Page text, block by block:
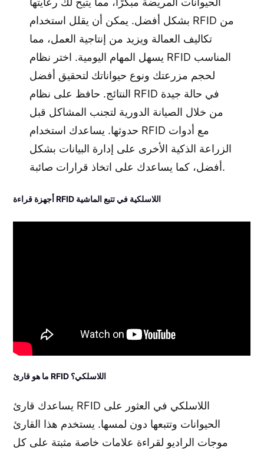
بشكل أفضل. يمكن أن يقلل استخدام RFID من
تكاليف العمالة ويزيد من إنتاجية العمل، مما
يسهل المهام اليومية. اختر نظام RFID المناسب
لحجم مزرعتك ونوع حيواناتك لتحقيق أفضل
النتائج. حافظ على نظام RFID في حالة جيدة
من خلال الصيانة الدورية لتجنب المشاكل قبل
حدوثها. يساعدك استخدام RFID مع أدوات
الزراعة الذكية الأخرى على إدارة البيانات بشكل
أفضل، كما يساعدك على اتخاذ قرارات صائبة.
أجهزة قراءة RFID اللاسلكية في تتبع الماشية
ما هو قارئ RFID اللاسلكي؟
يساعدك قارئ RFID اللاسلكي في العثور على
الحيوانات وتتبعها دون لمسها. يستخدم هذا القارئ
موجات الراديو لقراءة علامات خاصة مثبتة على كل